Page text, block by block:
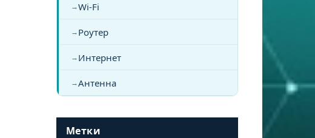
Wi-Fi
Роутер
Интернет
Антенна
Метки